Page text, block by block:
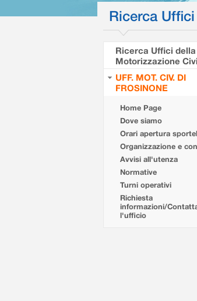
Ricerca
Ricerca Uffici della
Motorizzazione
UFF. MOT. CIV. DI
FROSINONE
Home Page
Dove siamo
Orari apertura
Organizzazione e
Avvisi all'utenza
Normative
Turni operativi
Richiesta
informazioni/
l'ufficio